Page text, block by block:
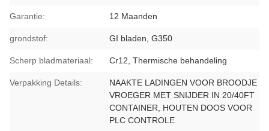
Garantie: 12 Maanden
grondstof: GI bladen, G350
Scherp bladmateriaal: Cr12, Thermische behandeling
Verpakking Details:
NAAKTE LADINGEN VOOR BROODJE
VROEGER MET SNIJDER IN 20/40FT
CONTAINER, HOUTEN DOOS VOOR
PLC CONTROLE